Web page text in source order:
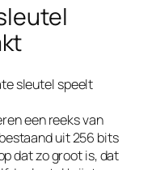
sleutel speelt
een reeks van
uit 256 bits
dat zo groot is, dat